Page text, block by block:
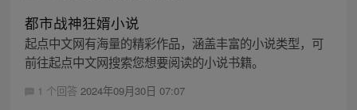
都市战神狂婿小说
起点中文网有海量的精彩作品，涵盖丰富的小说类型，可
前往起点中文网搜索您想要阅读的小说书籍。
1 个回答 2024年09月30日 07:07